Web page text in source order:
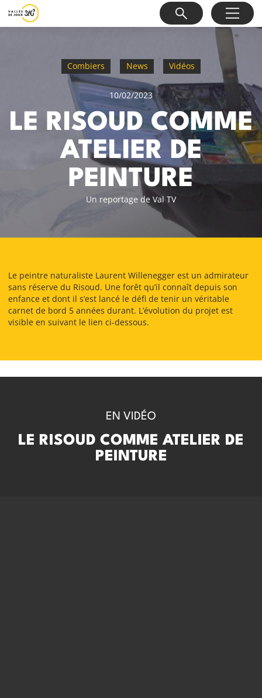
Combiers News Vidéos
10/02/2023
LE RISOUD COMME
ATELIER DE
PEINTURE
Un reportage de Val TV
Le peintre naturaliste Laurent Willenegger est un admirateur
sans réserve du Risoud. Une forêt qu’il connaît depuis son
enfance et dont il s’est lancé le défi de tenir un véritable
carnet de bord 5 années durant. L’évolution du projet est
visible en suivant le lien ci-dessous.
EN VIDÉO
LE RISOUD COMME ATELIER DE
PEINTURE